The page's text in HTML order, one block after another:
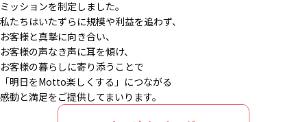
ミッションを制定しました。
私たちはいたずらに規模や利益を追わず、
お客様と真摯に向き合い、
お客様の声なき声に耳を傾け、
お客様の暮らしに寄り添うことで
「明日をMotto楽しくする」につながる
感動と満足をご提供してまいります。